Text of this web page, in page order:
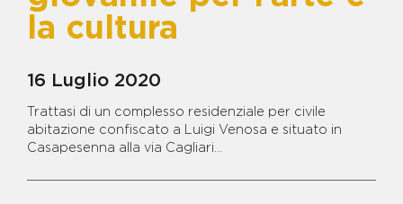
BENE FRANCESCO SCHIAVONE
- ISOLA ECOLOGICA
CICCIARIELLO IN LOCALITA'
VIGNALE
BENE FRANCESCO SCHIAVONE
SANDOKAN - TERRENI LOC.
FERRANDELLE
la cultura
16 Luglio 2020
Trattasi di un complesso residenziale per civile
abitazione confiscato a Luigi Venosa e situato in
Casapesenna alla via Cagliari...